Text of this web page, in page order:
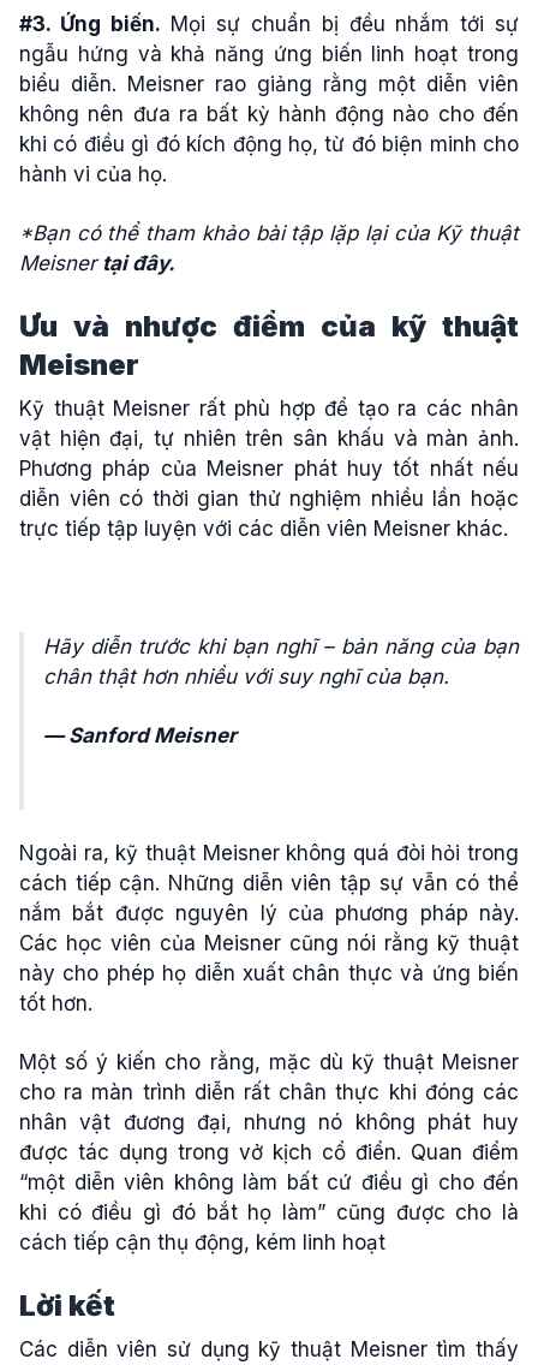
#3. Ứng biến. Mọi sự chuẩn bị đều nhắm tới sự
ngẫu hứng và khả năng ứng biến linh hoạt trong
biểu diễn. Meisner rao giảng rằng một diễn viên
không nên đưa ra bất kỳ hành động nào cho đến
khi có điều gì đó kích động họ, từ đó biện minh cho
hành vi của họ.
*Bạn có thể tham khảo bài tập lặp lại của Kỹ thuật
Meisner tại đây.
Ưu và nhược điểm của kỹ thuật
Meisner
Kỹ thuật Meisner rất phù hợp để tạo ra các nhân
vật hiện đại, tự nhiên trên sân khấu và màn ảnh.
Phương pháp của Meisner phát huy tốt nhất nếu
diễn viên có thời gian thử nghiệm nhiều lần hoặc
trực tiếp tập luyện với các diễn viên Meisner khác.
Hãy diễn trước khi bạn nghĩ – bản năng của bạn
chân thật hơn nhiều với suy nghĩ của bạn.
— Sanford Meisner
Ngoài ra, kỹ thuật Meisner không quá đòi hỏi trong
cách tiếp cận. Những diễn viên tập sự vẫn có thể
nắm bắt được nguyên lý của phương pháp này.
Các học viên của Meisner cũng nói rằng kỹ thuật
này cho phép họ diễn xuất chân thực và ứng biến
tốt hơn.
Một số ý kiến cho rằng, mặc dù kỹ thuật Meisner
cho ra màn trình diễn rất chân thực khi đóng các
nhân vật đương đại, nhưng nó không phát huy
được tác dụng trong vở kịch cổ điển. Quan điểm
“một diễn viên không làm bất cứ điều gì cho đến
khi có điều gì đó bắt họ làm” cũng được cho là
cách tiếp cận thụ động, kém linh hoạt
Lời kết
Các diễn viên sử dụng kỹ thuật Meisner tìm thấy